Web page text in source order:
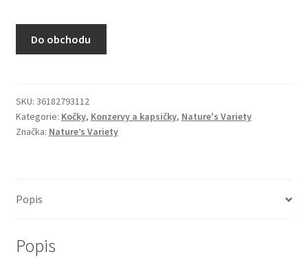
Purizon pro kočky
Škrabadla pro kočky
Do obchodu
SKU: 36182793112
Kategorie: Kočky, Konzervy a kapsičky, Nature's Variety
Značka: Nature’s Variety
Popis
Popis